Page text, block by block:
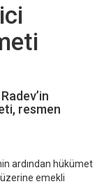
resmen
ardından hükümet
emekli